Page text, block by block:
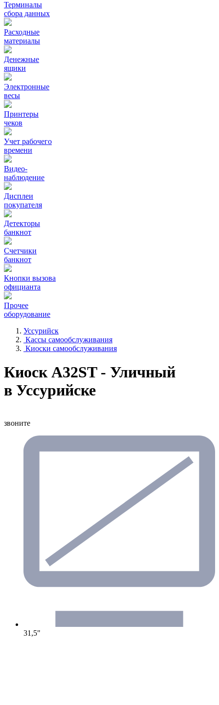
Терминалы
сбора данных
Расходные
материалы
Денежные
ящики
Электронные
весы
Принтеры
чеков
Учет рабочего
времени
Видео‑
наблюдение
Дисплеи
покупателя
Детекторы
банкнот
Счетчики
банкнот
Кнопки вызова
официанта
Прочее
оборудование
Уссурийск
Кассы самообслуживания
Киоски самообслуживания
Киоск A32ST - Уличный
в Уссурийске
звоните
31,5"